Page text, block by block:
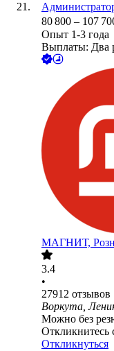
80 800 – 107
Опыт 1-3 года
Выплаты: Два
МАГНИТ,
3.4
•
27912 отзывов
Воркута,
Можно без
Откликнитесь
Откликнуться